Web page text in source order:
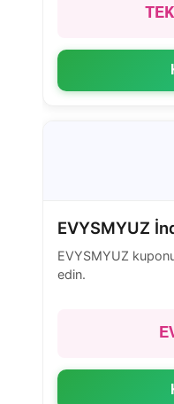
EVYSMYUZ
EVYSMYUZ
edin.